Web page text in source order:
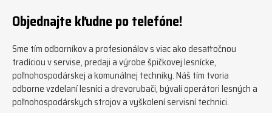
#firewoodproduction
#firewood #deitmer
Objednajte kľudne po telefóne!
Sme tím odborníkov a profesionálov s viac ako desaťročnou
tradíciou v servise, predaji a výrobe špičkovej lesnícke,
poľnohospodárskej a komunálnej techniky. Náš tím tvoria
odborne vzdelaní lesníci a drevorubači, bývalí operátori lesných a
poľnohospodárskych strojov a vyškolení servisní technici.